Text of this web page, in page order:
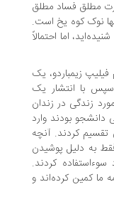
فساد مطلق
کوه یخ است.
اما احتمالاً
زیمباردو، یک
انتشار یک
در زندان
بودند وارد
کردند. آنچه
دلیل پوشیدن
کردند.
کرده‌اند و